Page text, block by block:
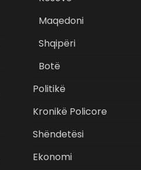
Maqedoni
Shqipëri
Botë
Politikë
Kronikë Policore
Shëndetësi
Ekonomi